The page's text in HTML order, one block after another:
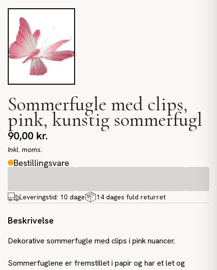
Sommerfugle med clips,
pink, kunstig sommerfugl
90,00 kr.
Inkl. moms.
Bestillingsvare
Leveringstid: 10 dage 14 dages fuld returret
Beskrivelse
Dekorative sommerfugle med clips i pink nuancer.
Sommerfuglene er fremstillet i papir og har et let og